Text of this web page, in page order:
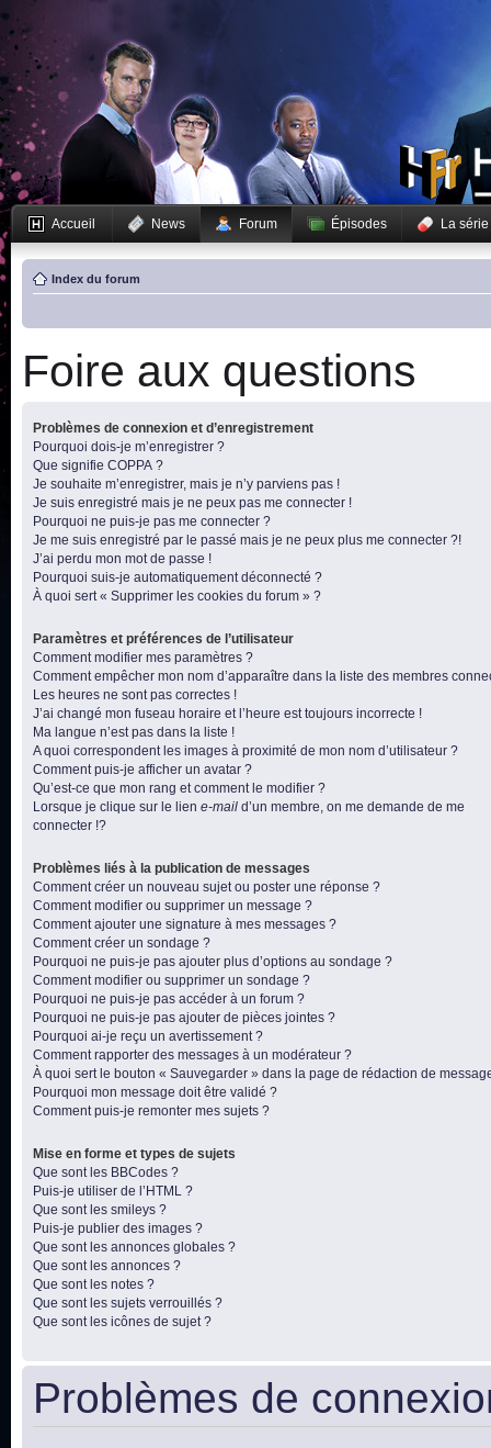
Accueil News Forum Épisodes La série
Index du forum
Foire aux questions
Problèmes de connexion et d’enregistrement
Pourquoi dois-je m’enregistrer ?
Que signifie COPPA ?
Je souhaite m’enregistrer, mais je n’y parviens pas !
Je suis enregistré mais je ne peux pas me connecter !
Pourquoi ne puis-je pas me connecter ?
Je me suis enregistré par le passé mais je ne peux plus me connecter ?!
J’ai perdu mon mot de passe !
Pourquoi suis-je automatiquement déconnecté ?
À quoi sert « Supprimer les cookies du forum » ?
Paramètres et préférences de l’utilisateur
Comment modifier mes paramètres ?
Comment empêcher mon nom d’apparaître dans la liste des membres
Les heures ne sont pas correctes !
J’ai changé mon fuseau horaire et l’heure est toujours incorrecte !
Ma langue n’est pas dans la liste !
A quoi correspondent les images à proximité de mon nom d’utilisateur ?
Comment puis-je afficher un avatar ?
Qu’est-ce que mon rang et comment le modifier ?
Lorsque je clique sur le lien e-mail d’un membre, on me demande de me
connecter !?
Problèmes liés à la publication de messages
Comment créer un nouveau sujet ou poster une réponse ?
Comment modifier ou supprimer un message ?
Comment ajouter une signature à mes messages ?
Comment créer un sondage ?
Pourquoi ne puis-je pas ajouter plus d’options au sondage ?
Comment modifier ou supprimer un sondage ?
Pourquoi ne puis-je pas accéder à un forum ?
Pourquoi ne puis-je pas ajouter de pièces jointes ?
Pourquoi ai-je reçu un avertissement ?
Comment rapporter des messages à un modérateur ?
À quoi sert le bouton « Sauvegarder » dans la page de rédaction de
Pourquoi mon message doit être validé ?
Comment puis-je remonter mes sujets ?
Mise en forme et types de sujets
Que sont les BBCodes ?
Puis-je utiliser de l’HTML ?
Que sont les smileys ?
Puis-je publier des images ?
Que sont les annonces globales ?
Que sont les annonces ?
Que sont les notes ?
Que sont les sujets verrouillés ?
Que sont les icônes de sujet ?
Problèmes de